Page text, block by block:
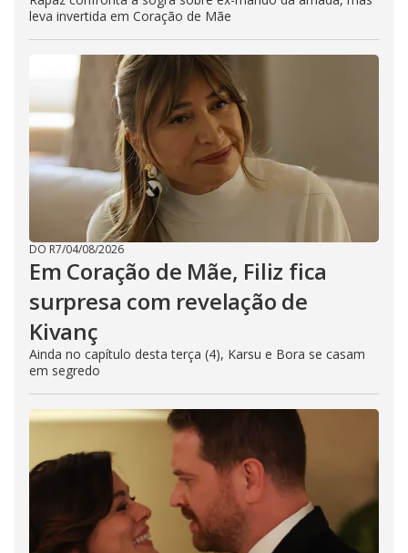
leva invertida em Coração de Mãe
DO R7/04/08/2026
Em Coração de Mãe, Filiz fica
surpresa com revelação de
Kivanç
Ainda no capítulo desta terça (4), Karsu e Bora se casam
em segredo